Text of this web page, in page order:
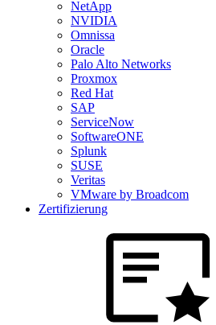
NetApp
NVIDIA
Omnissa
Oracle
Palo Alto Networks
Proxmox
Red Hat
SAP
ServiceNow
SoftwareONE
Splunk
SUSE
Veritas
VMware by Broadcom
Zertifizierung